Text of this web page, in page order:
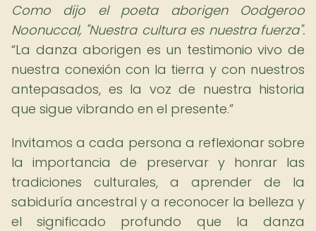
Como dijo el poeta aborigen Oodgeroo
Noonuccal, "Nuestra cultura es nuestra fuerza".
La danza aborigen es un testimonio vivo de
nuestra conexión con la tierra y con nuestros
antepasados, es la voz de nuestra historia
que sigue vibrando en el presente.
Invitamos a cada persona a reflexionar sobre
la importancia de preservar y honrar las
tradiciones culturales, a aprender de la
sabiduría ancestral y a reconocer la belleza y
el significado profundo que la danza